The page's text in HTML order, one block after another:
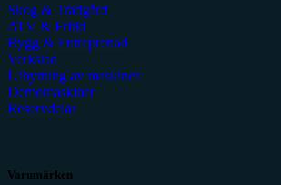
Skog & Trädgård
ATV & Fritid
Bygg & Entreprenad
Verkstad
Uthyrning av maskiner
Demomaskiner
Reservdelar
Varumärken